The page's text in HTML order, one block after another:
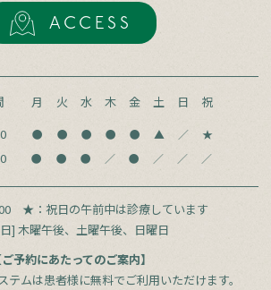
ACCESS
月 火 水 木 金 土 日
祝
● ● ● ● ● ▲ ／ ★
● ● ● ／ ● ／ ／ ／
★：祝日の午前中は診療しています
] 木曜午後、土曜午後、日曜日
ご予約にあたってのご案内】
テムは患者様に無料でご利用いただけます。